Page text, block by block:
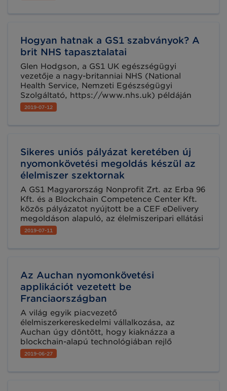
szektor szereplői világszerte profitálhatnak. A
Hogyan hatnak a GS1 szabványok? A
brit NHS tapasztalatai
Glen Hodgson, a GS1 UK egészségügyi
vezetője a nagy-britanniai NHS (National
Health Service, Nemzeti Egészségügyi
Szolgáltató, https://www.nhs.uk) példáján
mutatja be, hogy a GS1 szabványok
bevezetésének megkezdése óta – melyeket a
vontak le az elmúlt 3 évben.
2019-07-12
Sikeres uniós pályázat keretében új
nyomonkövetési megoldás készül az
élelmiszer szektornak
A GS1 Magyarország Nonprofit Zrt. az Erba 96
Kft. és a Blockchain Competence Center Kft.
közös pályázatot nyújtott be a CEF eDelivery
megoldáson alapuló, az élelmiszeripari ellátási
láncok üzleti tranzakcióit kiszolgáló
szolgáltatás kifejlesztésére. A fejlesztés, mely a
Uniótól.
2019-07-11
Az Auchan nyomonkövetési
applikációt vezetett be
Franciaországban
A világ egyik piacvezető
élelmiszerkereskedelmi vállalkozása, az
Auchan úgy döntött, hogy kiaknázza a
blockchain-alapú technológiában rejlő
lehetőségeket legújabb innovációja, egy
élelmiszer nyomonkövetési applikáció
2019-06-27